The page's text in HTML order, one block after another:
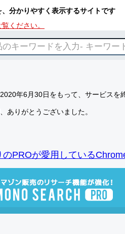
分かりやすく表示するサイトです
ください。
年6月30日をもって、サービスを
ありがとうございました。
のPROが愛用している